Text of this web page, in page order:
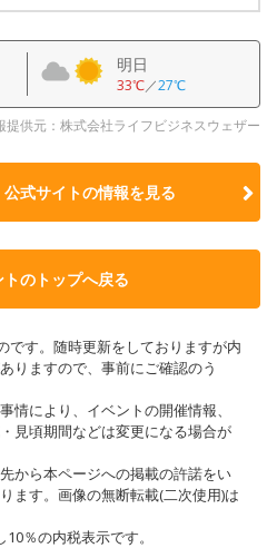
明日
33℃／27℃
提供元：株式会社ライフビジネスウェザー
式サイトの情報を見る
のトップへ戻る
です。随時更新をしておりますが内
りますので、事前にご確認のう
により、イベントの開催情報、
見頃期間などは変更になる場合が
から本ページへの掲載の許諾をい
ます。画像の無断転載(二次使用)は
％の内税表示です。